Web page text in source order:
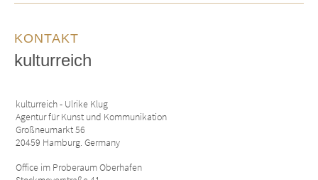
KONTAKT
kulturreich
kulturreich - Ulrike Klug
Agentur für Kunst und Kommunikation
Großneumarkt 56
20459 Hamburg. Germany
Office im Proberaum Oberhafen